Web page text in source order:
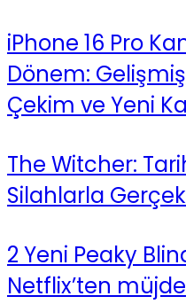
iPhone 16 Pro
Dönem: Gelişmiş
Çekim ve Yeni
The Witcher:
Silahlarla
2 Yeni Peaky
Netflix’ten müjde